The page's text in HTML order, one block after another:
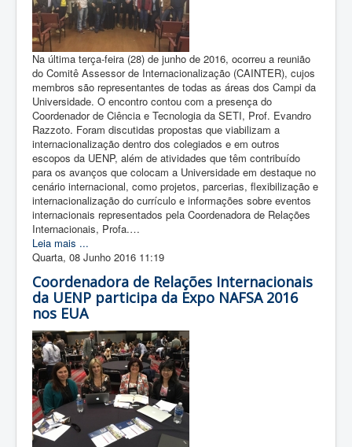
Na última terça-feira (28) de junho de 2016, ocorreu a reunião
do Comitê Assessor de Internacionalização (CAINTER), cujos
membros são representantes de todas as áreas dos Campi da
Universidade. O encontro contou com a presença do
Coordenador de Ciência e Tecnologia da SETI, Prof. Evandro
Razzoto. Foram discutidas propostas que viabilizam a
internacionalização dentro dos colegiados e em outros
escopos da UENP, além de atividades que têm contribuído
para os avanços que colocam a Universidade em destaque no
cenário internacional, como projetos, parcerias, flexibilização e
internacionalização do currículo e informações sobre eventos
internacionais representados pela Coordenadora de Relações
Internacionais, Profa.…
Leia mais ...
Quarta, 08 Junho 2016 11:19
Coordenadora de Relações Internacionais
da UENP participa da Expo NAFSA 2016
nos EUA